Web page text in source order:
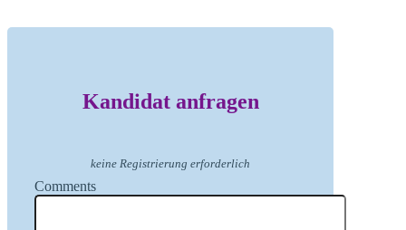
Kandidat anfragen
keine Registrierung erforderlich
Comments